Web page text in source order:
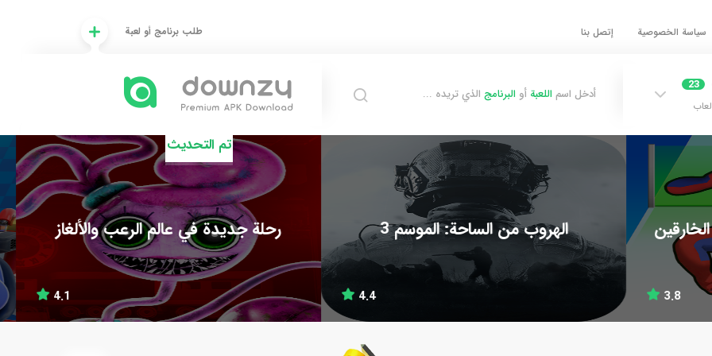
سياسة الخصوصية إتصل بنا طلب برنامج أو لعبة
23
أدخل اسم اللعبة أو البرنامج الذي تريده ...
تم التحديث
الهروب من الساحة: الموسم 3 رحلة جديدة في عالم الرعب والألغاز
4.1